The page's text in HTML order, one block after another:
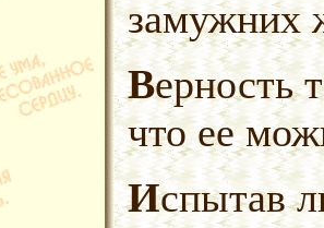
замужних
Верность тем и хороша,
что ее
Испытав любовь, перейди